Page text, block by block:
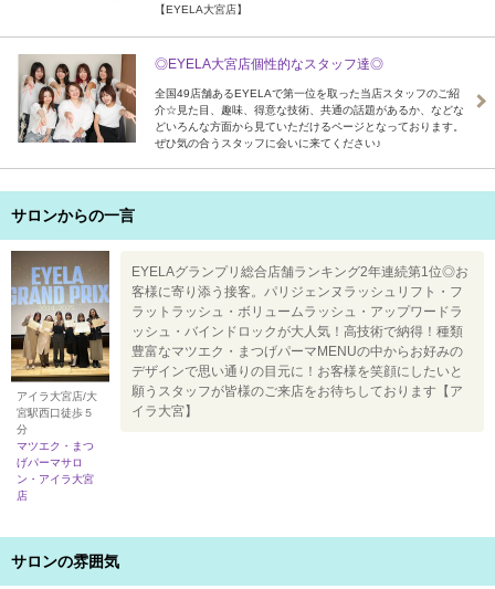
【EYELA大宮店】
◎EYELA大宮店個性的なスタッフ達◎
全国49店舗あるEYELAで第一位を取った当店スタッフのご紹
介☆見た目、趣味、得意な技術、共通の話題があるか、などな
どいろんな方面から見ていただけるページとなっております。
ぜひ気の合うスタッフに会いに来てください♪
サロンからの一言
アイラ大宮店/大
宮駅西口徒歩５
分
マツエク・まつ
げパーマサロ
ン・アイラ大宮
店
EYELAグランプリ総合店舗ランキング2年連続第1位◎お
客様に寄り添う接客。パリジェンヌラッシュリフト・フ
ラットラッシュ・ボリュームラッシュ・アップワードラ
ッシュ・バインドロックが大人気！高技術で納得！種類
豊富なマツエク・まつげパーマMENUの中からお好みの
デザインで思い通りの目元に！お客様を笑顔にしたいと
願うスタッフが皆様のご来店をお待ちしております【ア
イラ大宮】
サロンの雰囲気